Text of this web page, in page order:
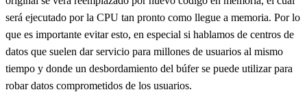
será ejecutado por la CPU tan pronto como llegue a memoria. Por lo
que es importante evitar esto, en especial si hablamos de centros de
datos que suelen dar servicio para millones de usuarios al mismo
tiempo y donde un desbordamiento del búfer se puede utilizar para
robar datos comprometidos de los usuarios.